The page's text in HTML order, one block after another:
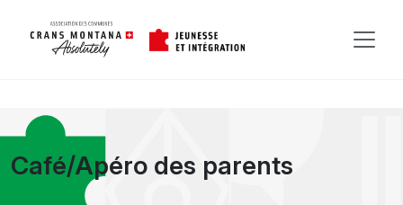
Café/Apéro des parents